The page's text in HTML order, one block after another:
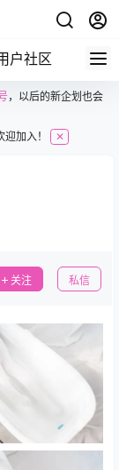
户社区
，以后的新企划也会
迎加入！ ✕
关注 私信